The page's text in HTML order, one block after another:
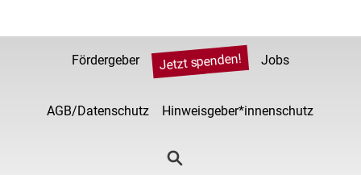
Fördergeber Jetzt spenden! Jobs
AGB/Datenschutz Hinweisgeber*innenschutz